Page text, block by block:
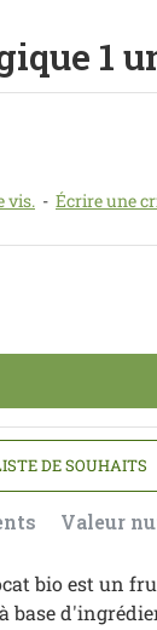
1
vis. - Écrire une
DE SOUHAITS
Valeur
bio est un